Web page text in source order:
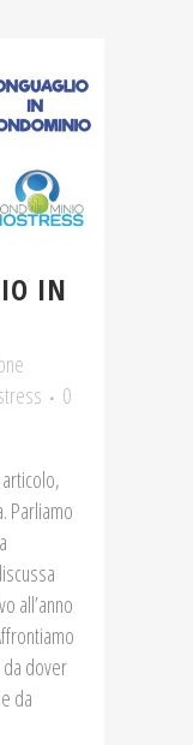
IN
0
Parliamo
all’anno
da dover
da